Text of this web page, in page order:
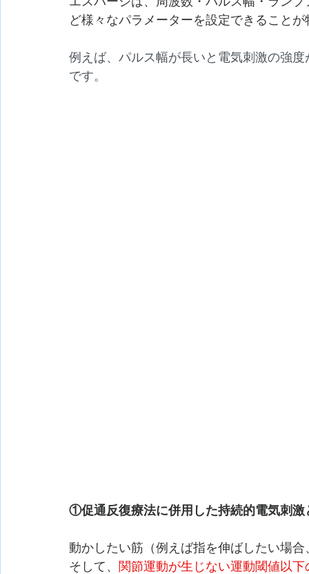
ど様々なパラメーターを設定できることが
例えば、パルス幅が長いと電気刺激の強
です。
①促通反復療法に併用した持続的電気刺激
動かしたい筋（例えば指を伸ばしたい場
そして、 関節運動が生じない運動閾値以